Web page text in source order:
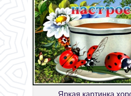
Яркая картинка